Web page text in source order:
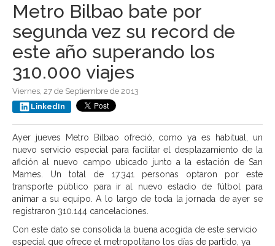
Metro Bilbao bate por
segunda vez su record de
este año superando los
310.000 viajes
Viernes, 27 de Septiembre de 2013
LinkedIn
Ayer jueves Metro Bilbao ofreció, como ya es habitual, un
nuevo servicio especial para facilitar el desplazamiento de la
afición al nuevo campo ubicado junto a la estación de San
Mames. Un total de 17.341 personas optaron por este
transporte público para ir al nuevo estadio de fútbol para
animar a su equipo. A lo largo de toda la jornada de ayer se
registraron 310.144 cancelaciones.
Con este dato se consolida la buena acogida de este servicio
especial que ofrece el metropolitano los días de partido, ya